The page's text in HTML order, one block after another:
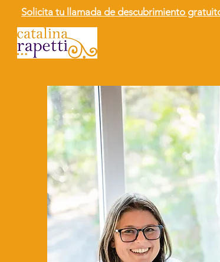
Solicita tu llamada de descubrimiento